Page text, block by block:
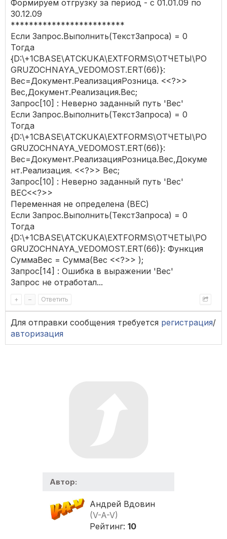
Формируем отгрузку за период - c 01.01.09 по
30.12.09
*************************
Если Запрос.Выполнить(ТекстЗапроса) = 0
Тогда
{D:\+1CBASE\ATCKUKA\EXTFORMS\ОТЧЕТЫ\PO
GRUZOCHNAYA_VEDOMOST.ERT(66)}:
Вес=Документ.РеализацияРозница. <<?>>
Вес,Документ.Реализация.Вес;
Запрос[10] : Неверно заданный путь 'Вес'
Если Запрос.Выполнить(ТекстЗапроса) = 0
Тогда
{D:\+1CBASE\ATCKUKA\EXTFORMS\ОТЧЕТЫ\PO
GRUZOCHNAYA_VEDOMOST.ERT(66)}:
Вес=Документ.РеализацияРозница.Вес,Докуме
нт.Реализация. <<?>> Вес;
Запрос[10] : Неверно заданный путь 'Вес'
ВЕС<<?>>
Переменная не определена (ВЕС)
Если Запрос.Выполнить(ТекстЗапроса) = 0
Тогда
{D:\+1CBASE\ATCKUKA\EXTFORMS\ОТЧЕТЫ\PO
GRUZOCHNAYA_VEDOMOST.ERT(66)}: Функция
СуммаВес = Сумма(Вес <<?>> );
Запрос[14] : Ошибка в выражении 'Вес'
Запрос не отработал...
+ – Ответить
Для отправки сообщения требуется регистрация/
авторизация
Автор:
Андрей Вдовин
(V-A-V)
Рейтинг: 10